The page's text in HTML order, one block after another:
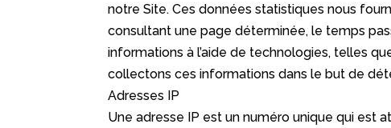
notre Site. Ces données statistiques nous
consultant une page déterminée, le temps
informations à l’aide de technologies, telles
collectons ces informations dans le but de
Adresses IP
Une adresse IP est un numéro unique qui est